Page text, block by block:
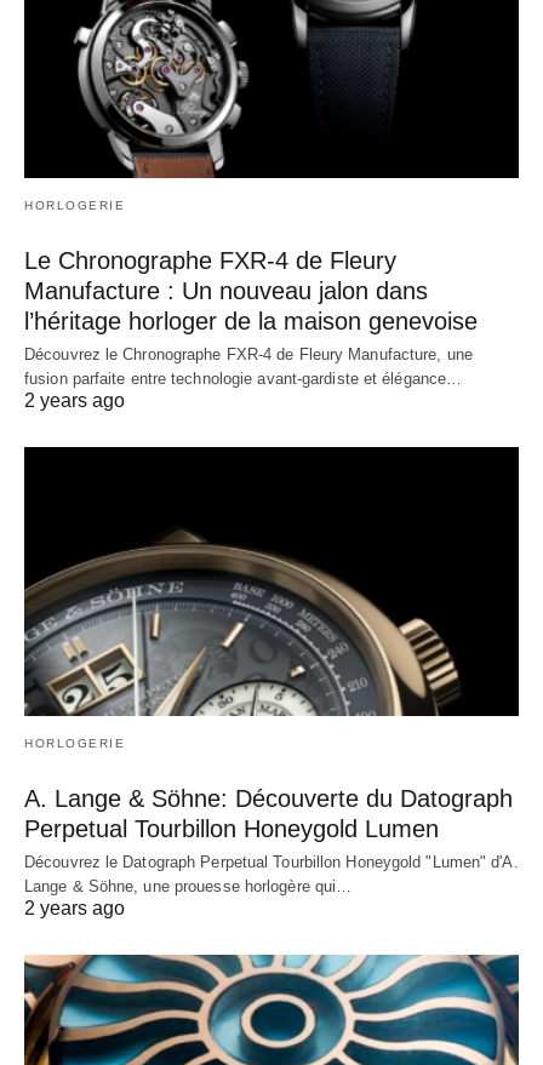
HORLOGERIE
Le Chronographe FXR-4 de Fleury
Manufacture : Un nouveau jalon dans
l’héritage horloger de la maison genevoise
Découvrez le Chronographe FXR-4 de Fleury Manufacture, une
fusion parfaite entre technologie avant-gardiste et élégance…
2 years ago
HORLOGERIE
A. Lange & Söhne: Découverte du Datograph
Perpetual Tourbillon Honeygold Lumen
Découvrez le Datograph Perpetual Tourbillon Honeygold "Lumen" d'A.
Lange & Söhne, une prouesse horlogère qui…
2 years ago